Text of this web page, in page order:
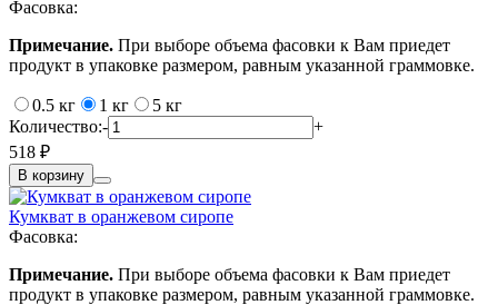
Фасовка:
Примечание. При выборе объема фасовки к Вам приедет
продукт в упаковке размером, равным указанной граммовке.
0.5 кг 1 кг
5 кг
Количество:-
+
518 ₽
В корзину
Кумкват в оранжевом сиропе
Фасовка:
Примечание. При выборе объема фасовки к Вам приедет
продукт в упаковке размером, равным указанной граммовке.